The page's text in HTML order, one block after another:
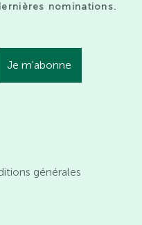
nominations.
générales